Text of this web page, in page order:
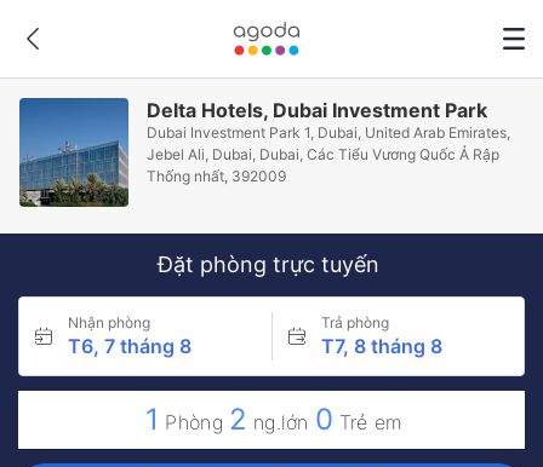
Delta Hotels, Dubai Investment Park
Dubai Investment Park 1, Dubai, United Arab Emirates,
Jebel Ali, Dubai, Dubai, Các Tiểu Vương Quốc Ả Rập
Thống nhất, 392009
Đặt phòng trực tuyến
Nhận phòng
T6, 7 tháng 8
Trả phòng
T7, 8 tháng 8
1 Phòng 2 ng.lớn 0 Trẻ em